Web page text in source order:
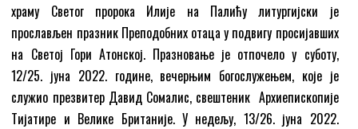
храму Светог пророка Илије на Палићу литургијски је
прослављен празник Преподобних отаца у подвигу просијавших
на Светој Гори Атонској. Празновање је отпочело у суботу,
12/25. јуна 2022. године, вечерњим богослужењем, које је
служио презвитер Давид Сомалис, свештеник Архиепископије
Тијатире и Велике Британије. У недељу, 13/26. јуна 2022.